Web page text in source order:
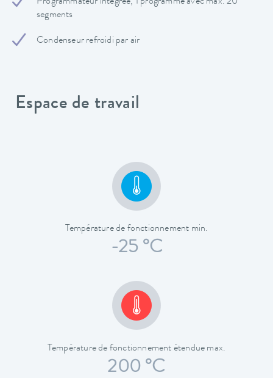
Programmateur integrée, 1 programme avec max. 20
segments
Condenseur refroidi par air
Espace de travail
Température de fonctionnement min.
-25 °C
Température de fonctionnement étendue max.
200 °C